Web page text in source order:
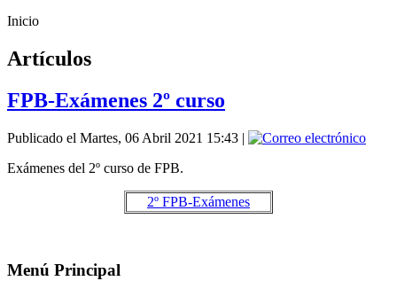
Inicio
Artículos
FPB-Exámenes 2º curso
Publicado el Martes, 06 Abril 2021 15:43 |
Exámenes del 2º curso de FPB.
2º FPB-Exámenes
Menú Principal